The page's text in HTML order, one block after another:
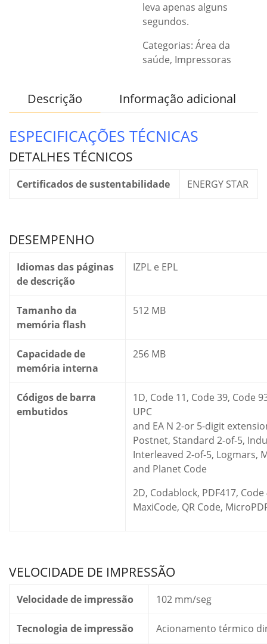
leva apenas alguns
segundos.
Categorias: Área da
saúde, Impressoras
Descrição Informação adicional
ESPECIFICAÇÕES TÉCNICAS
DETALHES TÉCNICOS
Certificados de sustentabilidade ENERGY STAR
DESEMPENHO
Idiomas das páginas
de descrição
IZPL e EPL
Tamanho da
memória flash
512 MB
Capacidade de
memória interna
256 MB
Códigos de barra
embutidos
1D, Code 11, Code 39, Code
UPC
and EA N 2-or 5-digit
Postnet, Standard 2-of-5,
Interleaved 2-of-5, Logmars,
and Planet Code
2D, Codablock, PDF417,
MaxiCode, QR Code,
VELOCIDADE DE IMPRESSÃO
Velocidade de impressão 102 mm/seg
Tecnologia de impressão Acionamento térmico